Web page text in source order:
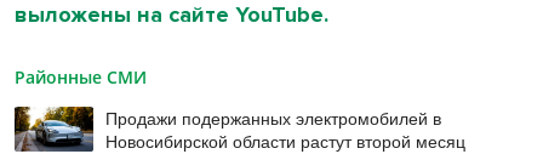
выложены на сайте YouTube.
Районные СМИ
Продажи подержанных электромобилей в
Новосибирской области растут второй месяц